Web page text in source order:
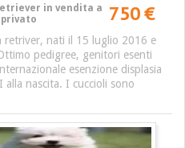
750 €
in vendita a
retriver, nati il 15 luglio 2016 e
pedigree, genitori esenti
esenzione displasia
alla nascita. I cuccioli sono